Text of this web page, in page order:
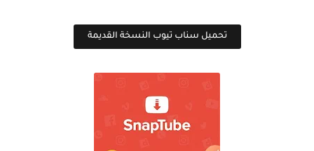
تحميل سناب تيوب النسخة القديمة